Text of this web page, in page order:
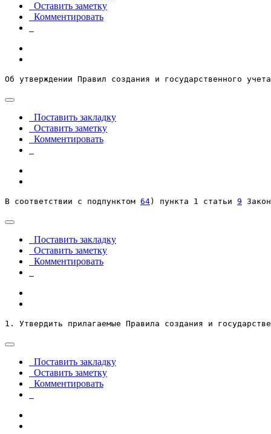
Оставить заметку
Комментировать
Об утверждении Правил создания и государственного
Поставить закладку
Оставить заметку
Комментировать
В соответствии с подпунктом 64) пункта 1 статьи 9
Поставить закладку
Оставить заметку
Комментировать
1. Утвердить прилагаемые Правила создания и
Поставить закладку
Оставить заметку
Комментировать